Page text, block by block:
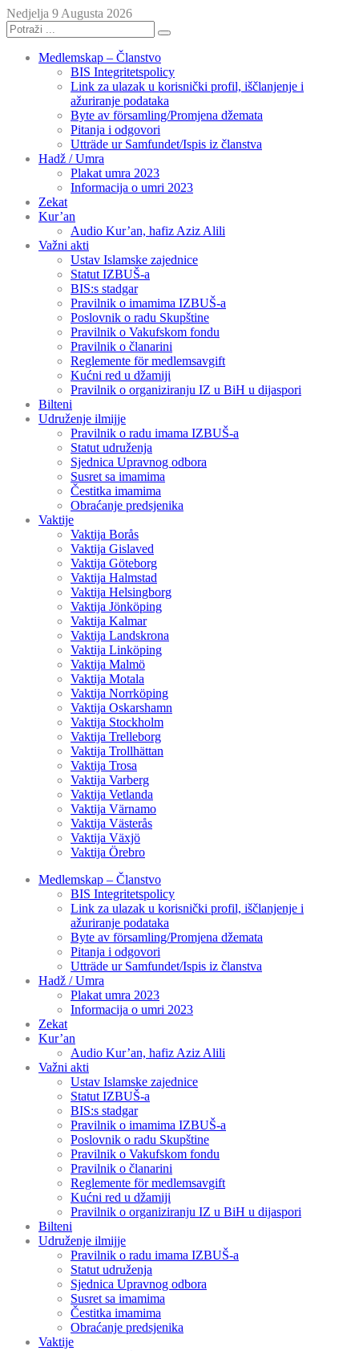
Nedjelja 9 Augusta 2026
Medlemskap – Članstvo
BIS Integritetspolicy
Link za ulazak u korisnički profil, iščlanjenje i
ažuriranje podataka
Byte av församling/Promjena džemata
Pitanja i odgovori
Utträde ur Samfundet/Ispis iz članstva
Hadž / Umra
Plakat umra 2023
Informacija o umri 2023
Zekat
Kur’an
Audio Kur’an, hafiz Aziz Alili
Važni akti
Ustav Islamske zajednice
Statut IZBUŠ-a
BIS:s stadgar
Pravilnik o imamima IZBUŠ-a
Poslovnik o radu Skupštine
Pravilnik o Vakufskom fondu
Pravilnik o članarini
Reglemente för medlemsavgift
Kućni red u džamiji
Pravilnik o organiziranju IZ u BiH u dijaspori
Bilteni
Udruženje ilmijje
Pravilnik o radu imama IZBUŠ-a
Statut udruženja
Sjednica Upravnog odbora
Susret sa imamima
Čestitka imamima
Obraćanje predsjenika
Vaktije
Vaktija Borås
Vaktija Gislaved
Vaktija Göteborg
Vaktija Halmstad
Vaktija Helsingborg
Vaktija Jönköping
Vaktija Kalmar
Vaktija Landskrona
Vaktija Linköping
Vaktija Malmö
Vaktija Motala
Vaktija Norrköping
Vaktija Oskarshamn
Vaktija Stockholm
Vaktija Trelleborg
Vaktija Trollhättan
Vaktija Trosa
Vaktija Varberg
Vaktija Vetlanda
Vaktija Värnamo
Vaktija Västerås
Vaktija Växjö
Vaktija Örebro
Medlemskap – Članstvo
BIS Integritetspolicy
Link za ulazak u korisnički profil, iščlanjenje i
ažuriranje podataka
Byte av församling/Promjena džemata
Pitanja i odgovori
Utträde ur Samfundet/Ispis iz članstva
Hadž / Umra
Plakat umra 2023
Informacija o umri 2023
Zekat
Kur’an
Audio Kur’an, hafiz Aziz Alili
Važni akti
Ustav Islamske zajednice
Statut IZBUŠ-a
BIS:s stadgar
Pravilnik o imamima IZBUŠ-a
Poslovnik o radu Skupštine
Pravilnik o Vakufskom fondu
Pravilnik o članarini
Reglemente för medlemsavgift
Kućni red u džamiji
Pravilnik o organiziranju IZ u BiH u dijaspori
Bilteni
Udruženje ilmijje
Pravilnik o radu imama IZBUŠ-a
Statut udruženja
Sjednica Upravnog odbora
Susret sa imamima
Čestitka imamima
Obraćanje predsjenika
Vaktije